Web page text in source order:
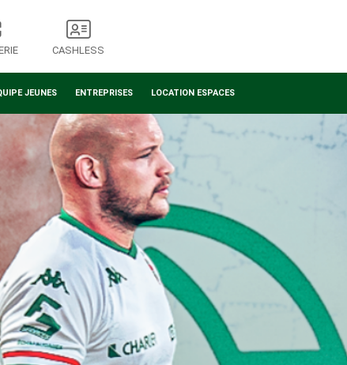
CASHLESS
JEUNES ENTREPRISES LOCATION ESPACES